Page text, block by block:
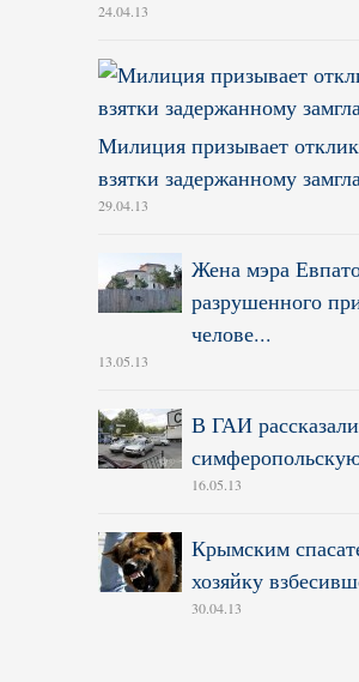
24.04.13
Милиция призывает
взятки задержанному
29.04.13
Жена мэра
разрушенного
челове...
13.05.13
В ГАИ
16.05.13
Крымским
хозяйку
30.04.13